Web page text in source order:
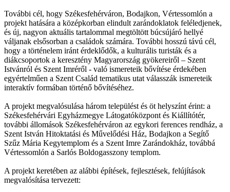
További cél, hogy Székesfehérváron, Bodajkon, Vértessomlón a
projekt hatására a középkorban elindult zarándoklatok feléledjenek,
és új, nagyon aktuális tartalommal megtöltött búcsújáró hellyé
váljanak elsősorban a családok számára. További hosszú távú cél,
hogy a történelem iránt érdeklődők, a kulturális turisták és a
diákcsoportok a keresztény Magyarország gyökereiről – Szent
Istvánról és Szent Imréről - való ismereteik bővítése érdekében
egyértelműen a Szent Család tematikus utat válasszák ismereteik
interaktív formában történő bővítéséhez.
A projekt megvalósulása három települést és öt helyszínt érint: a
Székesfehérvári Egyházmegye Látogatóközpont és Kiállítótér,
további állomások Székesfehérváron az egykori ferences rendház, a
Szent István Hitoktatási és Művelődési Ház, Bodajkon a Segítő
Szűz Mária Kegytemplom és a Szent Imre Zarándokház, továbbá
Vértessomlón a Sarlós Boldogasszony templom.
A projekt keretében az alábbi építések, fejlesztések, felújítások
megvalósítása tervezett: